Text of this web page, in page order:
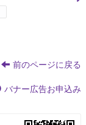
前のページに戻る
バナー広告お申込み